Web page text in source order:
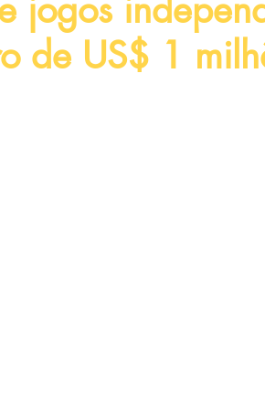
jogos
de US$ 1